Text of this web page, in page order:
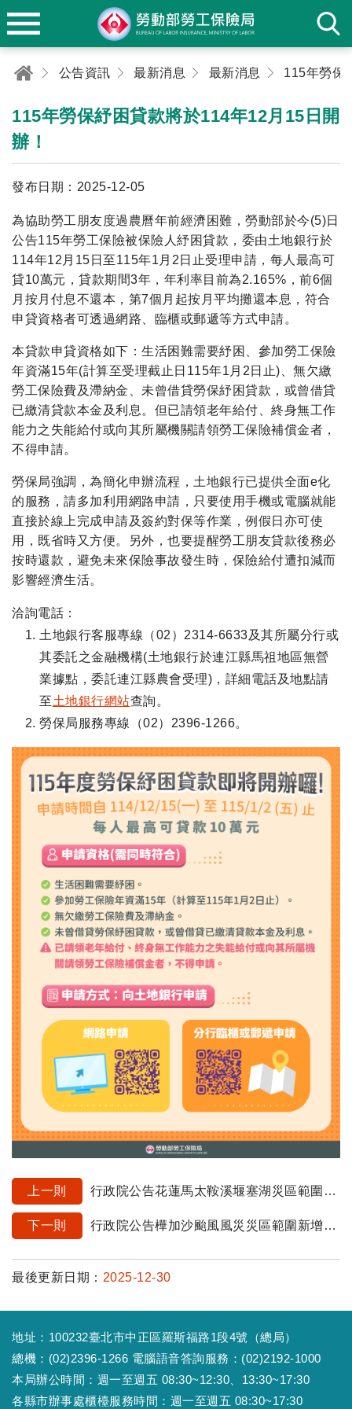
公告資訊 最新消息 最新消息
115年勞保紓困貸款將於114年12月15日開
辦！
發布日期：2025-12-05
為協助勞工朋友度過農曆年前經濟困難，勞動部於今(5)日
公告115年勞工保險被保險人紓困貸款，委由土地銀行於
114年12月15日至115年1月2日止受理申請，每人最高可
貸10萬元，貸款期間3年，年利率目前為2.165%，前6個
月按月付息不還本，第7個月起按月平均攤還本息，符合
申貸資格者可透過網路、臨櫃或郵遞等方式申請。
本貸款申貸資格如下：生活困難需要紓困、參加勞工保險
年資滿15年(計算至受理截止日115年1月2日止)、無欠繳
勞工保險費及滯納金、未曾借貸勞保紓困貸款，或曾借貸
已繳清貸款本金及利息。但已請領老年給付、終身無工作
能力之失能給付或向其所屬機關請領勞工保險補償金者，
不得申請。
勞保局強調，為簡化申辦流程，土地銀行已提供全面e化
的服務，請多加利用網路申請，只要使用手機或電腦就能
直接於線上完成申請及簽約對保等作業，例假日亦可使
用，既省時又方便。另外，也要提醒勞工朋友貸款後務必
按時還款，避免未來保險事故發生時，保險給付遭扣減而
影響經濟生活。
洽詢電話：
土地銀行客服專線（02）2314-6633及其所屬分行或
其委託之金融機構(土地銀行於連江縣馬祖地區無營
業據點，委託連江縣農會受理)，詳細電話及地點請
至土地銀行網站查詢。
勞保局服務專線（02）2396-1266。
上一則 行政院公告花蓮馬太鞍溪堰塞湖災區範圍，勞保局協助措施同步適用
下一則 行政院公告樺加沙颱風風災災區範圍新增臺東縣大武鄉等地區，勞保局協助措施同步適用
最後更新日期： 2025-12-30
地址：100232臺北市中正區羅斯福路1段4號（總局）
總機：(02)2396-1266 電腦語音答詢服務：(02)2192-1000
本局辦公時間：週一至週五 08:30~12:30、13:30~17:30
各縣市辦事處櫃檯服務時間：週一至週五 08:30~17:30